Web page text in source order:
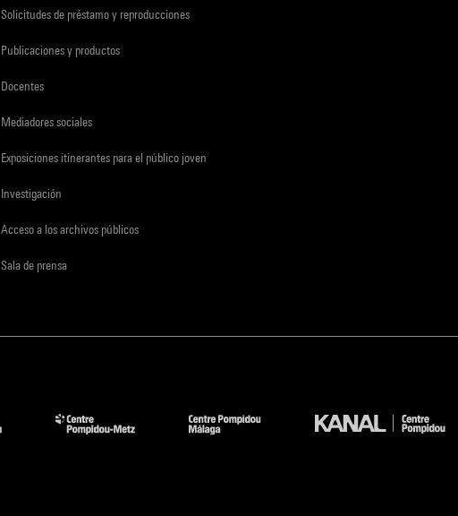
Solicitudes de préstamo y reproducciones
Publicaciones y productos
Docentes
Mediadores sociales
Exposiciones itinerantes para el público joven
Investigación
Acceso a los archivos públicos
Sala de prensa